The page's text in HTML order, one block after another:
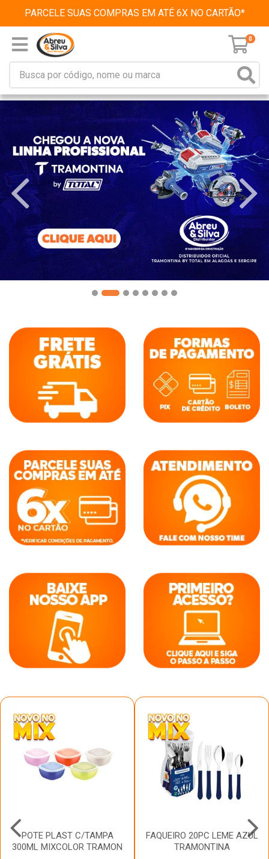
PARCELE SUAS COMPRAS EM ATÉ 6X NO CARTÃO*
0
POTE PLAST C/TAMPA
300ML MIXCOLOR TRAMON
FAQUEIRO 20PC LEME AZUL
TRAMONTINA